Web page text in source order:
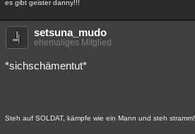
es gibt geister danny!!!
setsuna_mudo
ehemaliges Mitglied
*sichschämentut*
Steh auf SOLDAT, kämpfe wie ein Mann und steh stramm!